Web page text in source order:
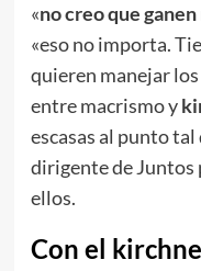
«no creo que
«eso no importa.
quieren manejar
entre macrismo y
escasas al punto
dirigente de Juntos
ellos.
Con el